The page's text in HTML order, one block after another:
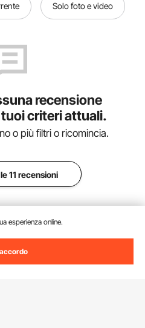
Solo foto e video
recensione
criteri attuali.
o più filtri o ricomincia.
11 recensioni
al carrello
esperienza online.